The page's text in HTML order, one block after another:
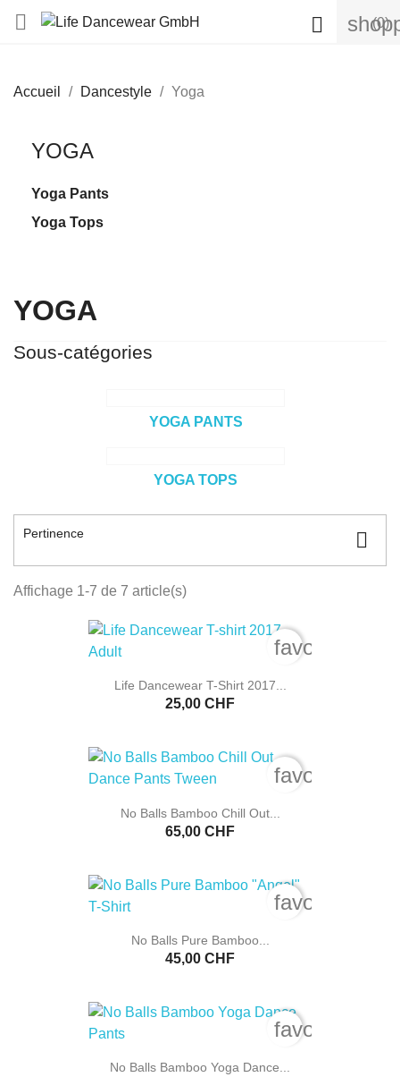
 (0)

Accueil Dancestyle Yoga
YOGA
Yoga Pants
Yoga Tops
YOGA
Sous-catégories
YOGA PANTS
YOGA TOPS
Pertinence 
Affichage 1-7 de 7 article(s)
Life Dancewear T-Shirt 2017...
25,00 CHF
No Balls Bamboo Chill Out...
65,00 CHF
No Balls Pure Bamboo...
45,00 CHF
No Balls Bamboo Yoga Dance...